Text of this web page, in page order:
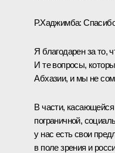
Р.Хаджимба:
Я благодарен за то,
И те вопросы,
Абхазии, и мы не
В части, касающейся
пограничной,
у нас есть свои
в поле зрения и